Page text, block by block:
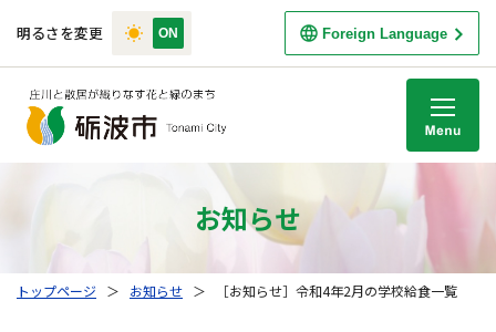
明るさを変更 Foreign Language
お知らせ
トップページ ＞ お知らせ ＞ ［お知らせ］令和4年2月の学校給食一覧